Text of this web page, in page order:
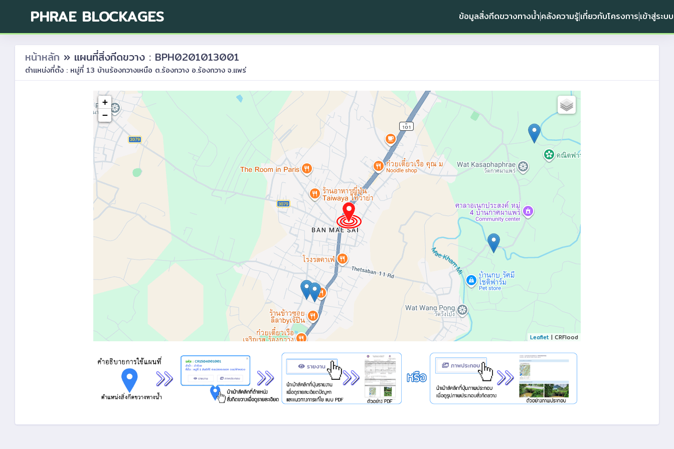
PHRAE BLOCKAGES ข้อมูลสิ่งกีดขวางทางน้ำ คลังความรู้เกี่ยวกับโครงการ เข้าสู่ระบบ
หน้าหลัก » แผนที่สิ่งกีดขวาง : BPH0201013001
ตำแหน่งที่ตั้ง : หมู่ที่ 13 บ้านร้องกวางเหนือ ต.ร้องกวาง อ.ร้องกวาง จ.แพร่
+
−
Leaflet| CRFlood